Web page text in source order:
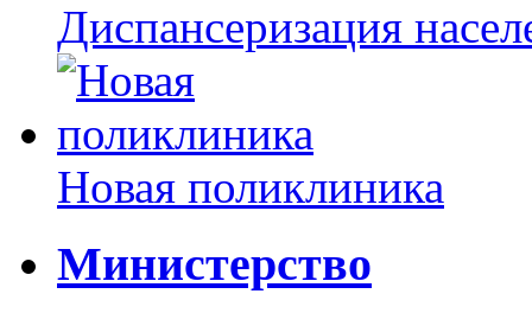
Диспансеризация
Новая поликлиника
Министерство